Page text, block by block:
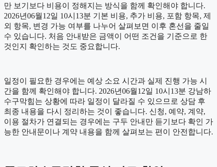
만 보기보다 비용이 정해지는 방식을 함께 확인해야 합니다.
2026년06월12일 10시13분 기본 비용, 추가 비용, 포함 항목, 제
외 항목, 변경 가능 여부를 나누어 살펴보면 이후 혼선을 줄일
수 있습니다. 처음 안내받은 금액이 어떤 조건을 기준으로 한
것인지 확인하는 것도 중요합니다.
일정이 필요한 경우에는 예상 소요 시간과 실제 진행 가능 시
간을 함께 확인해야 합니다. 2026년06월12일 10시13분 강남하
수구막힘는 상황에 따라 일정이 달라질 수 있으므로 상담 후
최종 내용을 다시 정리하는 것이 좋습니다. 신청, 예약, 계약,
이용 절차가 연결되는 경우에는 구두 안내만 듣기보다 확인 가
능한 안내문이나 계약 내용을 함께 살펴보는 편이 안전합니다.